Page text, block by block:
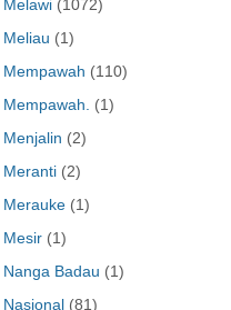
Melawi (1072)
Meliau (1)
Mempawah (110)
Mempawah.
(1)
Menjalin (2)
Meranti (2)
Merauke (1)
Mesir (1)
Nanga Badau (1)
Nasional (81)